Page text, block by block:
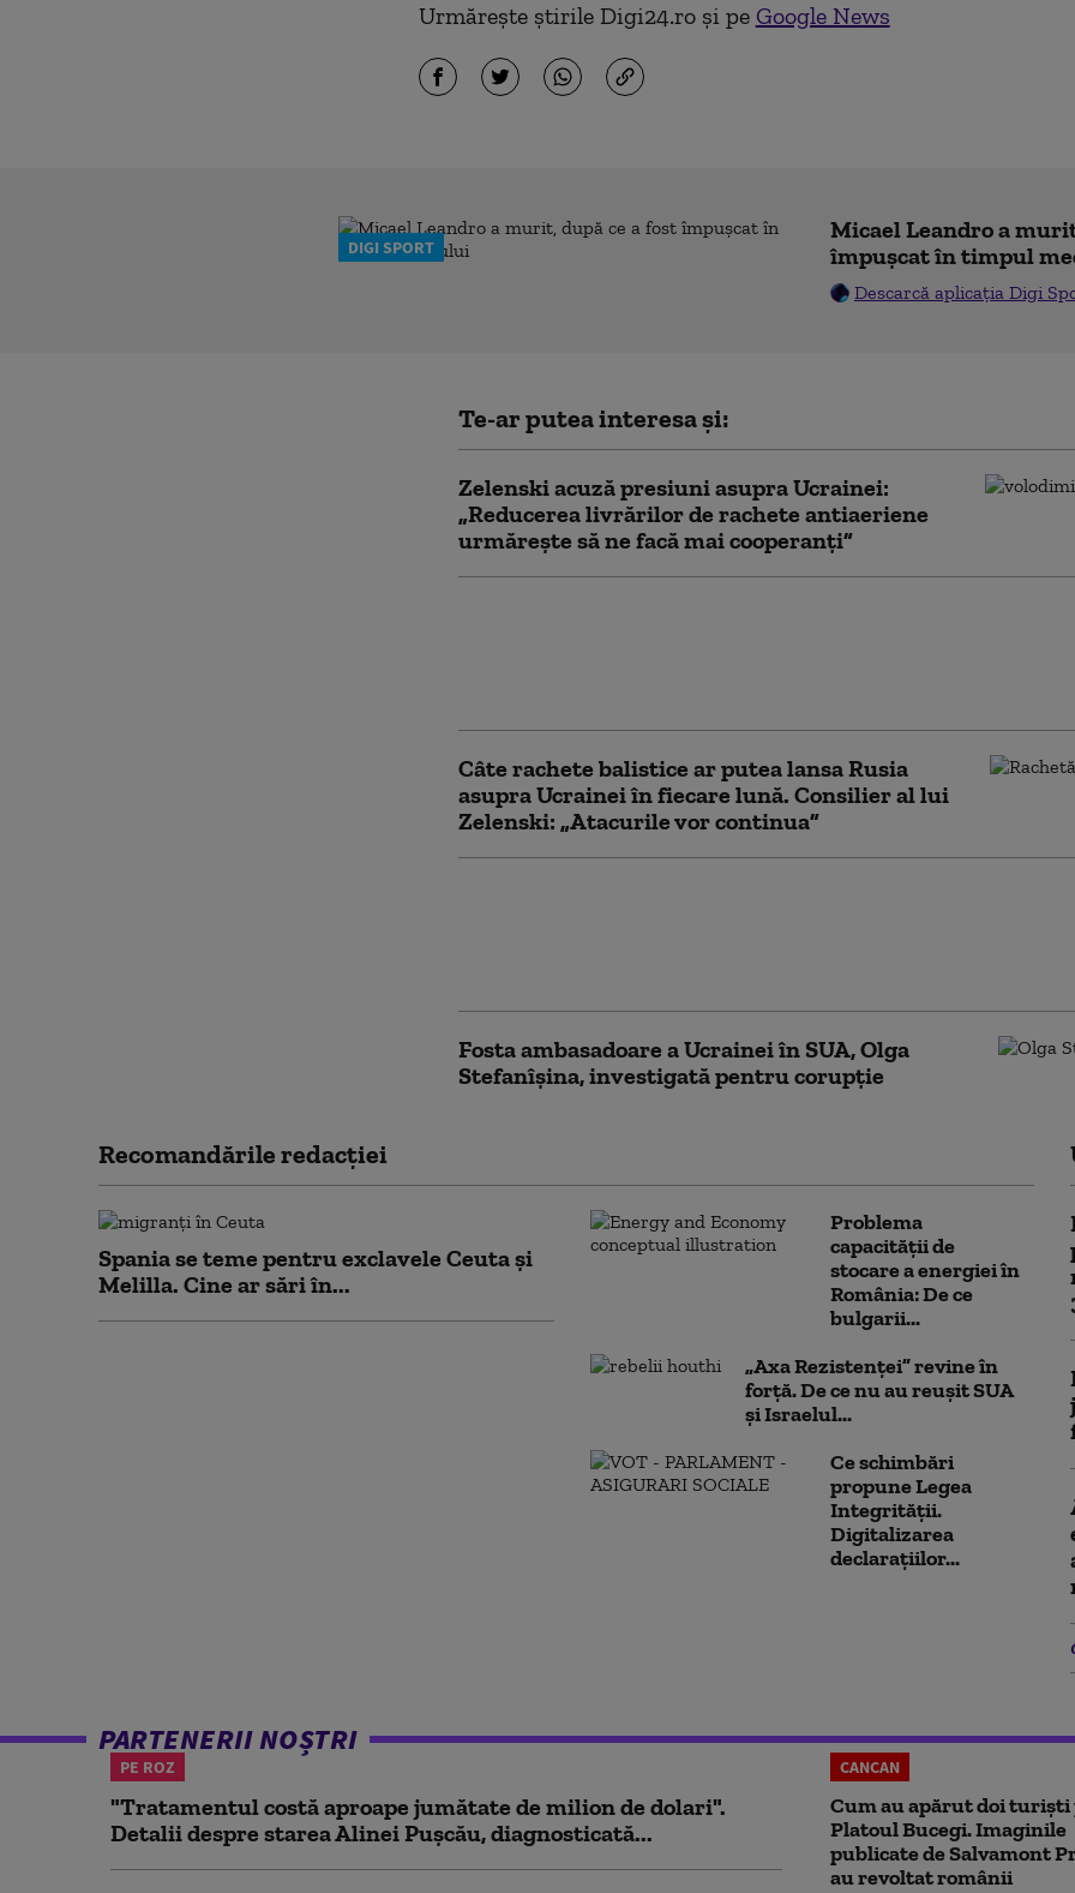
Urmărește știrile Digi24.ro și pe Google News
DIGI SPORT
Micael Leandro a
împușcat în timpul
Descarcă aplicația Digi
Te-ar putea interesa și:
Zelenski acuză presiuni asupra Ucrainei:
„Reducerea livrărilor de rachete antiaeriene
urmărește să ne facă mai cooperanți”
Câte rachete balistice ar putea lansa Rusia
asupra Ucrainei în fiecare lună. Consilier al lui
Zelenski: „Atacurile vor continua”
Fosta ambasadoare a Ucrainei în SUA, Olga
Stefanîşina, investigată pentru corupţie
Recomandările redacţiei
Spania se teme pentru exclavele Ceuta și
Melilla. Cine ar sări în...
Problema
capacității de
stocare a energiei în
România: De ce
bulgarii...
„Axa Rezistenței” revine în
forță. De ce nu au reușit SUA
și Israelul...
Ce schimbări
propune Legea
Integrității.
Digitalizarea
declarațiilor...
PARTENERII NOȘTRI
PE ROZ
"Tratamentul costă aproape jumătate de milion de dolari".
Detalii despre starea Alinei Pușcău, diagnosticată...
CANCAN
Cum au apărut doi turiști
Platoul Bucegi. Imaginile
publicate de Salvamont
au revoltat românii